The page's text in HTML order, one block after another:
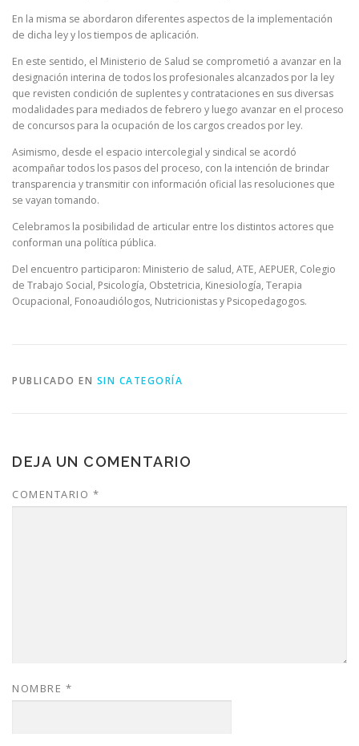
En la misma se abordaron diferentes aspectos de la implementación
de dicha ley y los tiempos de aplicación.
En este sentido, el Ministerio de Salud se comprometió a avanzar en la
designación interina de todos los profesionales alcanzados por la ley
que revisten condición de suplentes y contrataciones en sus diversas
modalidades para mediados de febrero y luego avanzar en el proceso
de concursos para la ocupación de los cargos creados por ley.
Asimismo, desde el espacio intercolegial y sindical se acordó
acompañar todos los pasos del proceso, con la intención de brindar
transparencia y transmitir con información oficial las resoluciones que
se vayan tomando.
Celebramos la posibilidad de articular entre los distintos actores que
conforman una política pública.
Del encuentro participaron: Ministerio de salud, ATE, AEPUER, Colegio
de Trabajo Social, Psicología, Obstetricia, Kinesiología, Terapia
Ocupacional, Fonoaudiólogos, Nutricionistas y Psicopedagogos.
PUBLICADO EN SIN CATEGORÍA
DEJA UN COMENTARIO
COMENTARIO *
NOMBRE *